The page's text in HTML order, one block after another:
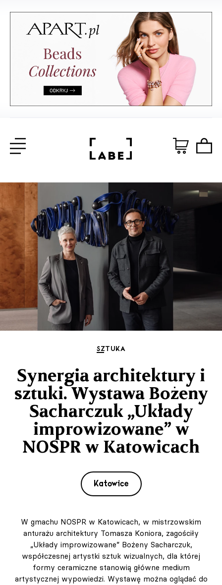
SZTUKA
Synergia architektury i
sztuki. Wystawa Bożeny
Sacharczuk „Układy
improwizowane” w
NOSPR w Katowicach
Katowice
W gmachu NOSPR w Katowicach, w mistrzowskim
anturażu architektury Tomasza Koniora, zagościły
„Układy improwizowane” Bożeny Sacharczuk,
współczesnej artystki sztuk wizualnych, dla której
formy ceramiczne stanowią główne medium
artystycznej wypowiedzi. Wystawę można oglądać do